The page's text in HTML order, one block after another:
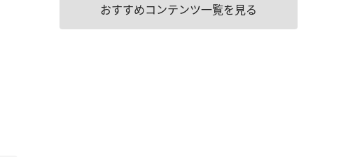
おすすめコンテンツ一覧を見る